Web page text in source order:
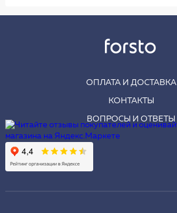
ОПЛАТА И ДОСТАВКА
КОНТАКТЫ
ВОПРОСЫ И ОТВЕТЫ